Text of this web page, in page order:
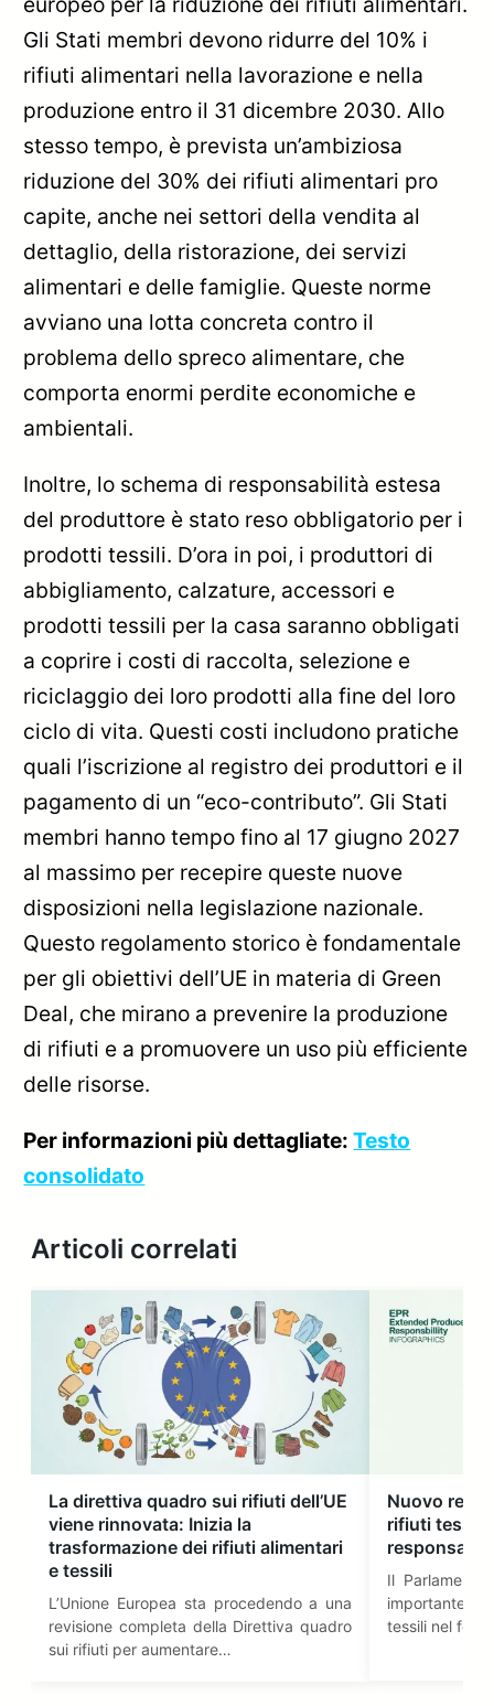
Gli Stati membri devono ridurre del 10% i
rifiuti alimentari nella lavorazione e nella
produzione entro il 31 dicembre 2030. Allo
stesso tempo, è prevista un’ambiziosa
riduzione del 30% dei rifiuti alimentari pro
capite, anche nei settori della vendita al
dettaglio, della ristorazione, dei servizi
alimentari e delle famiglie. Queste norme
avviano una lotta concreta contro il
problema dello spreco alimentare, che
comporta enormi perdite economiche e
ambientali.
Inoltre, lo schema di responsabilità estesa
del produttore è stato reso obbligatorio per i
prodotti tessili. D’ora in poi, i produttori di
abbigliamento, calzature, accessori e
prodotti tessili per la casa saranno obbligati
a coprire i costi di raccolta, selezione e
riciclaggio dei loro prodotti alla fine del loro
ciclo di vita. Questi costi includono pratiche
quali l’iscrizione al registro dei produttori e il
pagamento di un “eco-contributo”. Gli Stati
membri hanno tempo fino al 17 giugno 2027
al massimo per recepire queste nuove
disposizioni nella legislazione nazionale.
Questo regolamento storico è fondamentale
per gli obiettivi dell’UE in materia di Green
Deal, che mirano a prevenire la produzione
di rifiuti e a promuovere un uso più efficiente
delle risorse.
Per informazioni più dettagliate:Testo
consolidato
Articoli correlati
La direttiva quadro sui rifiuti dell’UE
viene rinnovata: Inizia la
trasformazione dei rifiuti alimentari
e tessili
L’Unione Europea sta procedendo a una
revisione completa della Direttiva quadro
sui rifiuti per aumentare…
Nuovo
rifiuti tessili:
Il
importante
tessili nel